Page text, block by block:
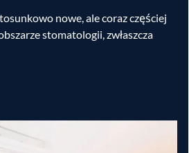
nowe, ale coraz częściej
stomatologii, zwłaszcza